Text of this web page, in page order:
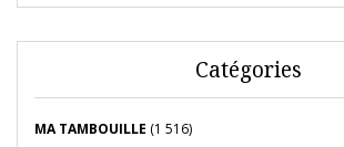
Catégories
MA TAMBOUILLE (1 516)